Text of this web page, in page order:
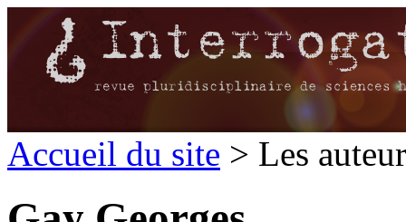
Accueil du site > Les